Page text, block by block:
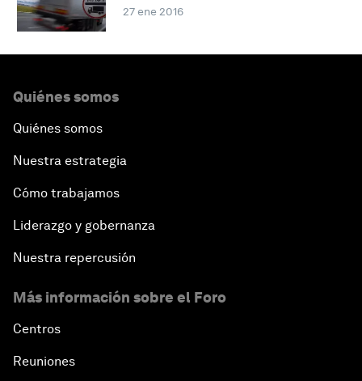
27 ene 2016
Quiénes somos
Quiénes somos
Nuestra estrategia
Cómo trabajamos
Liderazgo y gobernanza
Nuestra repercusión
Más información sobre el Foro
Centros
Reuniones